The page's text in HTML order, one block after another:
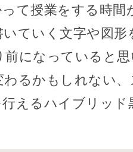
て授業をする時間
ていく文字や図形
前になっていると
るかもしれない
えるハイブリッド